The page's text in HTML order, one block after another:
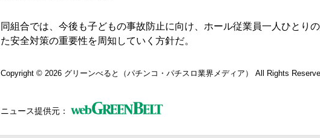
同組合では、今後も子どもの事故防止に向け、ホール従業員一人ひとり
た安全対策の重要性を周知していく方針だ。
Copyright © 2026 グリーンべると（パチンコ・パチスロ業界メディア） All Rights
ニュース提供元：